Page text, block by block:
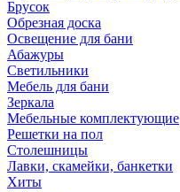
Брусок
Обрезная доска
Освещение для бани
Абажуры
Светильники
Мебель для бани
Зеркала
Мебельные комплектующие
Решетки на пол
Столешницы
Лавки, скамейки, банкетки
Хиты